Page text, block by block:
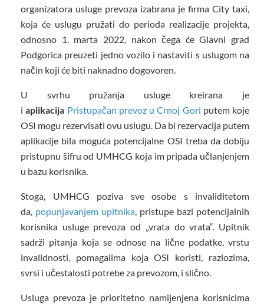
organizatora usluge prevoza izabrana je firma City taxi,
koja će uslugu pružati do perioda realizacije projekta,
odnosno 1. marta 2022, nakon čega će Glavni grad
Podgorica preuzeti jedno vozilo i nastaviti s uslugom na
način koji će biti naknadno dogovoren.
U svrhu pružanja usluge kreirana je
iaplikacija Pristupačan prevoz u Crnoj Gori putem koje
OSI mogu rezervisati ovu uslugu. Da bi rezervacija putem
aplikacije bila moguća potencijalne OSI treba da dobiju
pristupnu šifru od UMHCG koja im pripada učlanjenjem
u bazu korisnika.
Stoga, UMHCG poziva sve osobe s invaliditetom
da, popunjavanjem upitnika, pristupe bazi potencijalnih
korisnika usluge prevoza od „vrata do vrata“. Upitnik
sadrži pitanja koja se odnose na lične podatke, vrstu
invalidnosti, pomagalima koja OSI koristi, razlozima,
svrsi i učestalosti potrebe za prevozom, i slično.
Usluga prevoza je prioritetno namijenjena korisnicima